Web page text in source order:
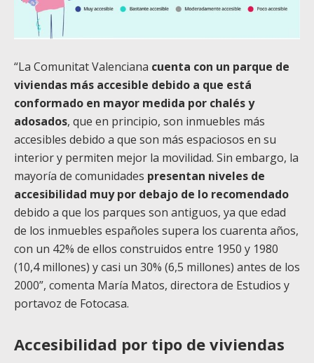
“La Comunitat Valenciana cuenta con un parque de
viviendas más accesible debido a que está
conformado en mayor medida por chalés y
adosados, que en principio, son inmuebles más
accesibles debido a que son más espaciosos en su
interior y permiten mejor la movilidad. Sin embargo, la
mayoría de comunidades presentan niveles de
accesibilidad muy por debajo de lo recomendado
debido a que los parques son antiguos, ya que edad
de los inmuebles españoles supera los cuarenta años,
con un 42% de ellos construidos entre 1950 y 1980
(10,4 millones) y casi un 30% (6,5 millones) antes de los
2000”, comenta María Matos, directora de Estudios y
portavoz de Fotocasa.
Accesibilidad por tipo de viviendas